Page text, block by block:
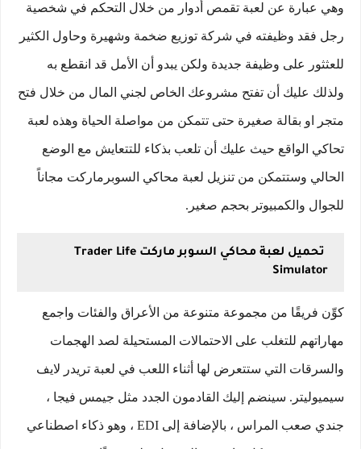
وهي عبارة عن لعبة تقمص أدوار من خلال التحكم في شخصية
رجل فقد وظيفته في شركة توزيع ضخمة وشهيرة وحاول الكثير
للعثثور على وظيفة جديدة ولكن يبدو أن الأمل قد انقطع به
ولذلك عليك أن تفتح مشروعك الخاص لجني المال من خلال فتح
متجر او بقالة صغيرة حتى تتمكن من مواصلة الحياة وهذه لعبة
تحاكي الواقع حيث عليك أن تلعب بذكاء للتتعايش مع الوضع
الحالي وستتمكن من تنزيل لعبة محاكي السوبرماركت مجاناً
للجوال والكمبيوتر بحجم صغير.
تحميل لعبة محاكي السوبر ماركت Trader Life
Simulator
كوِّن فريقًا من مجموعة متنوعة من الأعراق والفئات واجمع
مهاراتهم للتغلب على الاحتمالات المستحيلة لصد الهجمات
والسرقات التي ستتعرض لها أثناء اللعب في لعبة تريدر لايف
سيميوليتر. سينضم إليك القادمون الجدد مثل جيمس فيجا ،
جندي صعب المراس ، بالإضافة إلى EDI ، وهو ذكاء اصطناعي